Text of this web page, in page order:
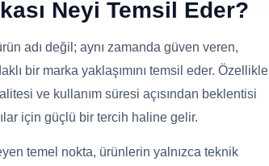
Neyi Temsil Eder?
adı değil; aynı zamanda güven veren,
bir marka yaklaşımını temsil eder. Özellikle
ve kullanım süresi açısından beklentisi
için güçlü bir tercih haline gelir.
temel nokta, ürünlerin yalnızca teknik